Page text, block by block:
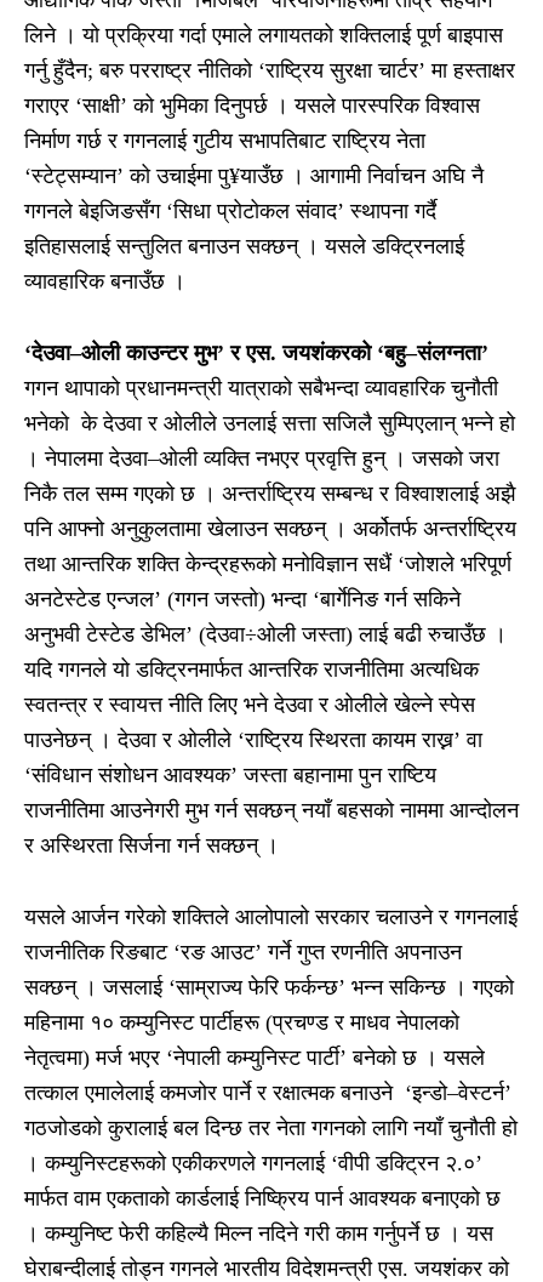
लिने । यो प्रक्रिया गर्दा एमाले लगायतको शक्तिलाई पूर्ण बाइपास
गर्नु हुँदैन; बरु परराष्ट्र नीतिको ‘राष्ट्रिय सुरक्षा चार्टर’ मा हस्ताक्षर
गराएर ‘साक्षी’ को भुमिका दिनुपर्छ । यसले पारस्परिक विश्वास
निर्माण गर्छ र गगनलाई गुटीय सभापतिबाट राष्ट्रिय नेता
‘स्टेट्सम्यान’ को उचाईमा पु¥याउँछ । आगामी निर्वाचन अघि नै
गगनले बेइजिङसँग ‘सिधा प्रोटोकल संवाद’ स्थापना गर्दै
इतिहासलाई सन्तुलित बनाउन सक्छन् । यसले डक्ट्रिनलाई
व्यावहारिक बनाउँछ ।
‘देउवा–ओली काउन्टर मुभ’ र एस. जयशंकरको ‘बहु–संलग्नता’
गगन थापाको प्रधानमन्त्री यात्राको सबैभन्दा व्यावहारिक चुनौती
भनेको के देउवा र ओलीले उनलाई सत्ता सजिलै सुम्पिएलान् भन्ने हो
। नेपालमा देउवा–ओली व्यक्ति नभएर प्रवृत्ति हुन् । जसको जरा
निकै तल सम्म गएको छ । अन्तर्राष्ट्रिय सम्बन्ध र विश्वाशलाई अझै
पनि आफ्नो अनुकुलतामा खेलाउन सक्छन् । अर्कोतर्फ अन्तर्राष्ट्रिय
तथा आन्तरिक शक्ति केन्द्रहरूको मनोविज्ञान सधैं ‘जोशले भरिपूर्ण
अनटेस्टेड एन्जल’ (गगन जस्तो) भन्दा ‘बार्गेनिङ गर्न सकिने
अनुभवी टेस्टेड डेभिल’ (देउवा÷ओली जस्ता) लाई बढी रुचाउँछ ।
यदि गगनले यो डक्ट्रिनमार्फत आन्तरिक राजनीतिमा अत्यधिक
स्वतन्त्र र स्वायत्त नीति लिए भने देउवा र ओलीले खेल्ने स्पेस
पाउनेछन् । देउवा र ओलीले ‘राष्ट्रिय स्थिरता कायम राख्न’ वा
‘संविधान संशोधन आवश्यक’ जस्ता बहानामा पुन राष्टिय
राजनीतिमा आउनेगरी मुभ गर्न सक्छन् नयाँ बहसको नाममा आन्दोलन
र अस्थिरता सिर्जना गर्न सक्छन् ।
यसले आर्जन गरेको शक्तिले आलोपालो सरकार चलाउने र गगनलाई
राजनीतिक रिङबाट ‘रङ आउट’ गर्ने गुप्त रणनीति अपनाउन
सक्छन् । जसलाई ‘साम्राज्य फेरि फर्कन्छ’ भन्न सकिन्छ । गएको
महिनामा १० कम्युनिस्ट पार्टीहरू (प्रचण्ड र माधव नेपालको
नेतृत्वमा) मर्ज भएर ‘नेपाली कम्युनिस्ट पार्टी’ बनेको छ । यसले
तत्काल एमालेलाई कमजोर पार्ने र रक्षात्मक बनाउने ‘इन्डो–वेस्टर्न’
गठजोडको कुरालाई बल दिन्छ तर नेता गगनको लागि नयाँ चुनौती हो
। कम्युनिस्टहरूको एकीकरणले गगनलाई ‘वीपी डक्ट्रिन २.०’
मार्फत वाम एकताको कार्डलाई निष्क्रिय पार्न आवश्यक बनाएको छ
। कम्युनिष्ट फेरी कहिल्यै मिल्न नदिने गरी काम गर्नुपर्ने छ । यस
घेराबन्दीलाई तोड्न गगनले भारतीय विदेशमन्त्री एस. जयशंकर को